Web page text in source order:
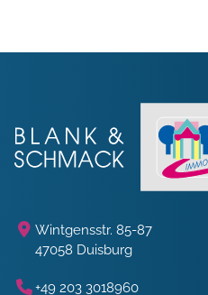
Wintgensstr. 85-87
47058 Duisburg
+49 203 3018960